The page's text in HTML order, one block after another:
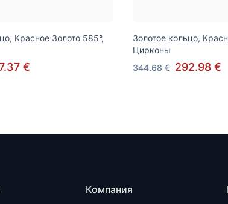
Красное Золото 585°,
€
Золотое кольцо,
Цирконы
344.68 € 292.98 €
Компания